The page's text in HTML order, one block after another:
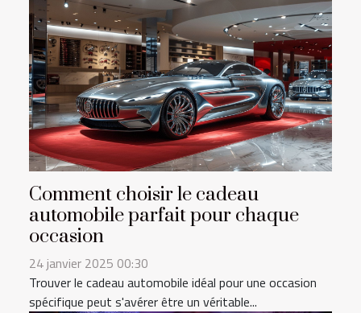
Comment choisir le cadeau
automobile parfait pour chaque
occasion
24 janvier 2025 00:30
Trouver le cadeau automobile idéal pour une occasion
spécifique peut s'avérer être un véritable...